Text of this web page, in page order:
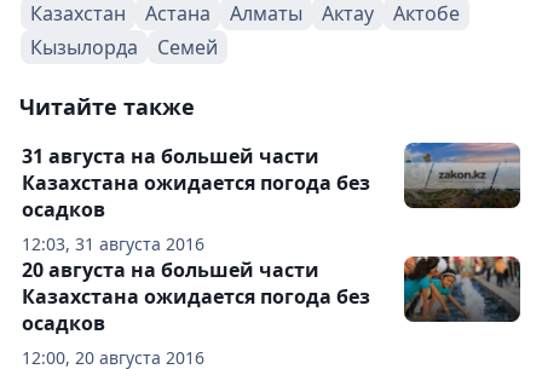
Казахстан Астана Алматы Актау
Актобе
Кызылорда
Семей
Читайте также
12:03, 31 августа 2016
31 августа на большей части
Казахстана ожидается погода без
осадков
12:00, 20 августа 2016
20 августа на большей части
Казахстана ожидается погода без
осадков